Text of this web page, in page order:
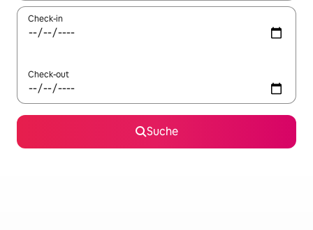
Check-in
Check-out
Suche